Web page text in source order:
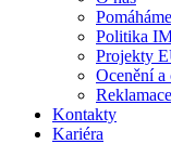
Pomáháme
Politika
Projekty
Ocenění a
Reklamace
Kontakty
Kariéra